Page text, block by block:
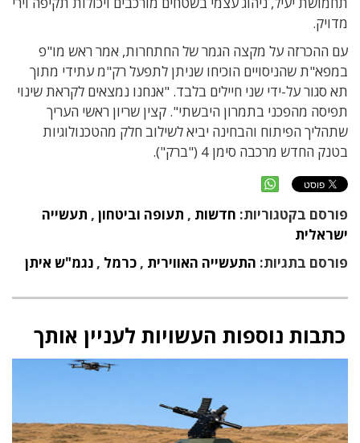
מדויק.
עם ההכרזה על מקצה הגמר של החתחרות, אמר ראש מו"פ
במפא"ת שהניסויים הוכיחו שניתן לתפעל רק"מ עתידי מתוך
תא סגור על-ידי שני חיילים בלבד. "אנחנו נמצאים לקראת שינוי
תפיסה מהפכני בתמרון היבשתי". ​קצין שריון ראשי העריך
שתהליך הפיתוח והבחינה יביא לשילוב חלק מהטכנולוגיות
בטנק החדש מרכבה סימן 4 ("ברק").
פורסם בקטגוריות: חדשות , תעופה וביטחון , תעשייה
ישראלית
פורסם בתגיות: התעשייה האווירית , כרמל , נגמ"ש איתן
כתבות נוספות העשויות לעניין אותך